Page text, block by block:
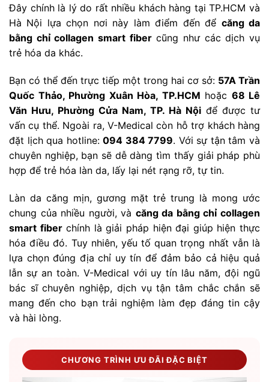
Đây chính là lý do rất nhiều khách hàng tại TP.HCM và
Hà Nội lựa chọn nơi này làm điểm đến để căng da
bằng chỉ collagen smart fibercũng như các dịch vụ
trẻ hóa da khác.
Bạn có thể đến trực tiếp một trong hai cơ sở: 57A Trần
Quốc Thảo, Phường Xuân Hòa, TP.HCM hoặc 68 Lê
Văn Hưu, Phường Cửa Nam, TP. Hà Nội để được tư
vấn cụ thể. Ngoài ra, V-Medical còn hỗ trợ khách hàng
đặt lịch qua hotline:094 384 7799. Với sự tận tâm và
chuyên nghiệp, bạn sẽ dễ dàng tìm thấy giải pháp phù
hợp để trẻ hóa làn da, lấy lại nét rạng rỡ, tự tin.
Làn da căng mịn, gương mặt trẻ trung là mong ước
chung của nhiều người, và căng da bằng chỉ collagen
smart fiberchính là giải pháp hiện đại giúp hiện thực
hóa điều đó. Tuy nhiên, yếu tố quan trọng nhất vẫn là
lựa chọn đúng địa chỉ uy tín để đảm bảo cả hiệu quả
lẫn sự an toàn. V-Medical với uy tín lâu năm, đội ngũ
bác sĩ chuyên nghiệp, dịch vụ tận tâm chắc chắn sẽ
mang đến cho bạn trải nghiệm làm đẹp đáng tin cậy
và hài lòng.
CHƯƠNG TRÌNH ƯU ĐÃI ĐẶC BIỆT